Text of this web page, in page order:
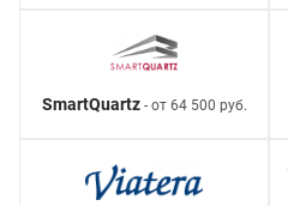
SmartQuartz- от 64 500 руб.